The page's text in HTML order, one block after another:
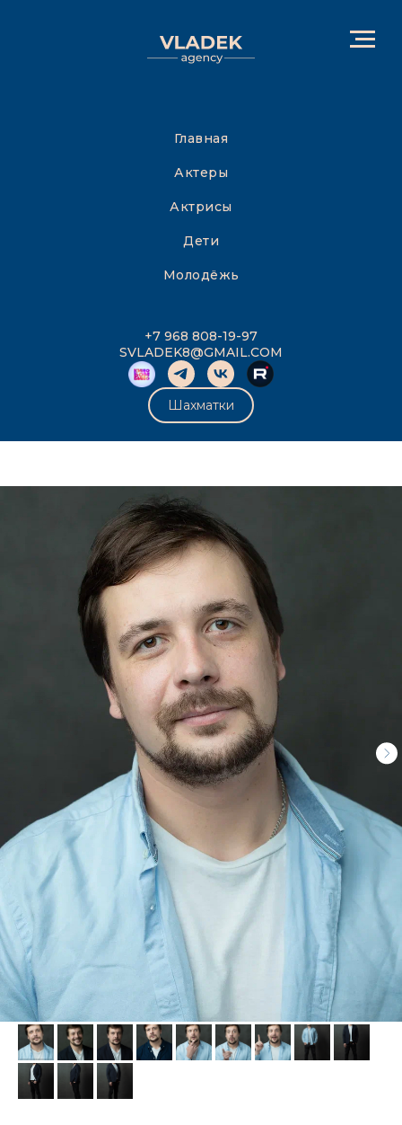
Главная
Актеры
Актрисы
Дети
Молодёжь
+7 968 808-19-97
SVLADEK8@GMAIL.COM
Шахматки